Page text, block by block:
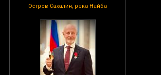
Остров Сахалин, река Найба